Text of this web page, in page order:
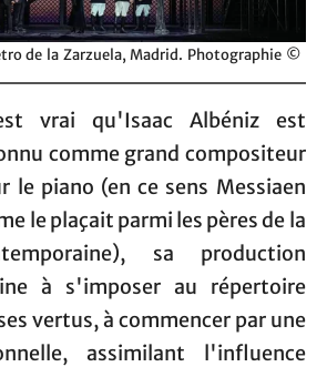
de la Zarzuela, Madrid. Photographie ©
vrai qu'Isaac Albéniz est
comme grand compositeur
le piano (en ce sens Messiaen
le plaçait parmi les pères de la
sa production
à s'imposer au répertoire
vertus, à commencer par une
assimilant l'influence